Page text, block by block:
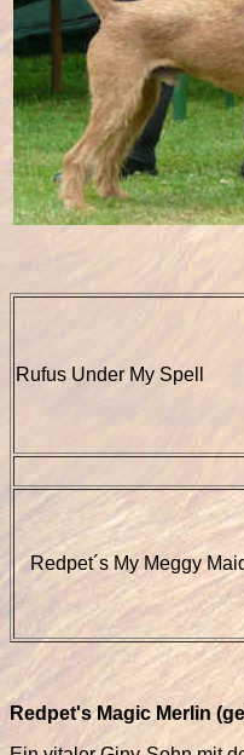
Rufus Under My Spell
Redpet´s My Meggy
Redpet's Magic Merlin